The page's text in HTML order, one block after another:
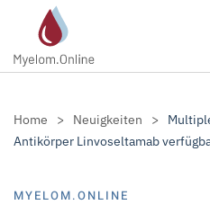
Zum Hauptinhalt springen
Home Neuigkeiten
Antikörper Linvoseltamab
MYELOM.ONLINE